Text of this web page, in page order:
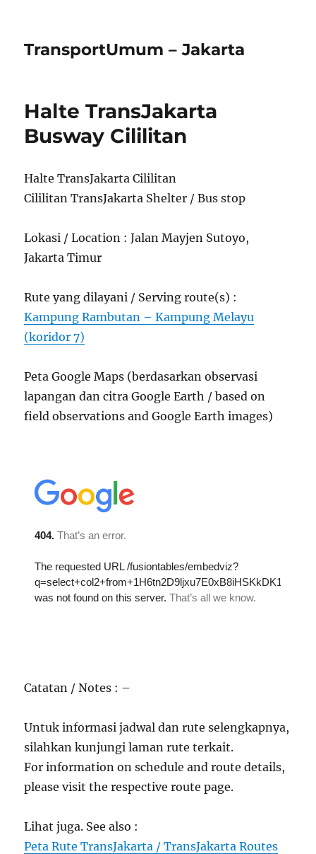
TransportUmum – Jakarta
Halte TransJakarta
Busway Cililitan
Halte TransJakarta Cililitan
Cililitan TransJakarta Shelter / Bus stop
Lokasi / Location : Jalan Mayjen Sutoyo,
Jakarta Timur
Rute yang dilayani / Serving route(s) :
Kampung Rambutan – Kampung Melayu
(koridor 7)
Peta Google Maps (berdasarkan observasi
lapangan dan citra Google Earth / based on
field observations and Google Earth images)
Catatan / Notes : –
Untuk informasi jadwal dan rute selengkapnya,
silahkan kunjungi laman rute terkait.
For information on schedule and route details,
please visit the respective route page.
Lihat juga. See also :
Peta Rute TransJakarta / TransJakarta Routes